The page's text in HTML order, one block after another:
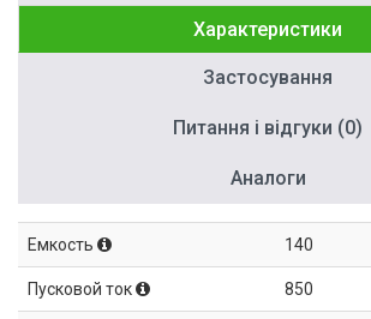
Характеристики
Застосування
Питання і відгуки (0)
Аналоги
Емкость 140
Пусковой ток 850